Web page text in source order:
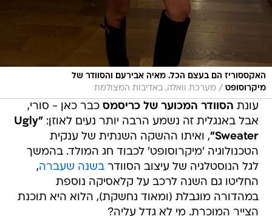
האקססוריז הם בעצם הכל. מאיה אבירעם והסוודר של
מיקרוסופט / מערכת וואלה, באדיבות המצולמת
עונת הסוודר המכוער של כריסמס כבר כאן - סורי,
אבל באנגלית זה נשמע הרבה יותר נעים לאוזן:
"Ugly
Sweater" , ואיתו ההשקה השנתית של ענקית
הטכנולוגיה 'מיקרוסופט' לכבוד חג המולד. בהמשך
לגל הנוסטלגיה של עיצוב הסוודרבשנה שעברה,
החליטו גם השנה לרכב על קלאסיקה נוספת
במהדורה מוגבלת (ומאוד נחשקת), הלוא היא תוכנת
הצייר המוכרת. מי לא גדל עליה?